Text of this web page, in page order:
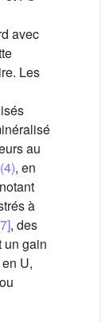
avec
Les
au
, en
à
, des
un gain
U,